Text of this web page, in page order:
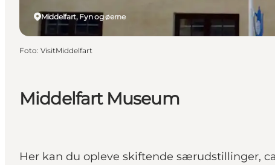
Middelfart Museum
Her kan du opleve skiftende særudstillinger,
Middelfart, Fyn og øerne
Foto: VisitMiddelfart